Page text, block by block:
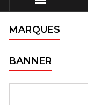
MARQUES
BANNER